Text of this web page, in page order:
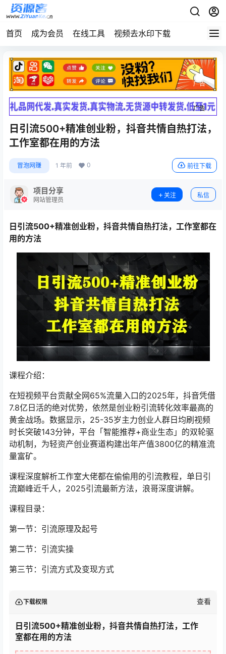
首页 成为会员 在线工具 视频去水印下载
广告
广告
日引流500+精准创业粉，抖音共情自热打法，
工作室都在用的方法
冒泡网赚 1 年前 0 前往下载
项目分享
网站管理员
关注 私信
日引流500+精准创业粉，抖音共情自热打法，工作室都在
用的方法
课程介绍：
在短视频平台贡献全网65%流量入口的2025年，抖音凭借
7.8亿日活的绝对优势，依然是创业粉引流转化效率最高的
黄金战场。数据显示，25-35岁主力创业人群日均刷视频
时长突破143分钟，平台「智能推荐+商业生态」的双轮驱
动机制，为轻资产创业赛道构建出年产值3800亿的精准流
量富矿。
课程深度解析工作室大佬都在偷偷用的引流教程，单日引
流巅峰近千人，2025引流最新方法，浪哥深度讲解。
课程目录：
第一节：引流原理及起号
第二节：引流实操
第三节：引流方式及变现方式
下载权限 查看
日引流500+精准创业粉，抖音共情自热打法，工作
室都在用的方法